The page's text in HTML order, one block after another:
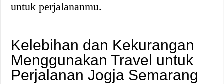
untuk perjalananmu.
Kelebihan dan Kekurangan
Menggunakan Travel untuk
Perjalanan Jogja Semarang